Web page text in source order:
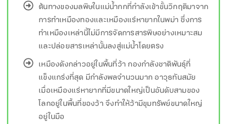
ต้นทางของมลพิษในแม่น้ำกกที่กำลังเข้าขั้นวิกฤติมาจาก
การทำเหมืองทองและเหมืองแร่หายากในพม่า ซึ่งการ
ทำเหมืองเหล่านี้ไม่มีการจัดการสารพิษอย่างเหมาะสม
และปล่อยสารเหล่านั้นลงสู่แม่น้ำโดยตรง
เหมืองดังกล่าวอยู่ในพื้นที่ว้า กองกำลังชาติพันธุ์ที่
แข็งแกร่งที่สุด มีกำลังพลจำนวนมาก อาวุธทันสมัย
เมื่อเหมืองแร่หายากที่มีขนาดใหญ่เป็นอันดับสามของ
โลกอยู่ในพื้นที่ของว้า จึงทำให้ว้ามีขุมทรัพย์ขนาดใหญ่
อยู่ในมือ